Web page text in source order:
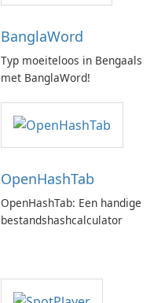
BanglaWord
Typ moeiteloos in Bengaals
met BanglaWord!
OpenHashTab
OpenHashTab: Een handige
bestandshashcalculator